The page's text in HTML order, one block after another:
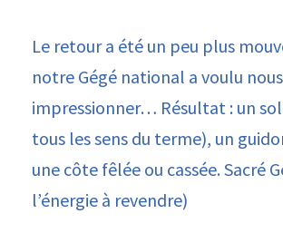
Le retour a été un peu plus
notre Gégé national a voulu nous
impressionner… Résultat : un
tous les sens du terme), un
une côte fêlée ou cassée. Sacré
l’énergie à revendre)